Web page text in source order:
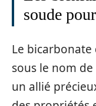
soude
Le
sous le nom
un allié